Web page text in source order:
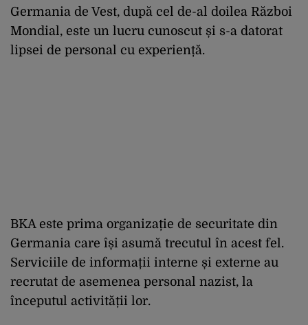
Germania de Vest, după cel de-al doilea Război
Mondial, este un lucru cunoscut și s-a datorat
lipsei de personal cu experiență.
BKA este prima organizație de securitate din
Germania care își asumă trecutul în acest fel.
Serviciile de informații interne și externe au
recrutat de asemenea personal nazist, la
începutul activității lor.